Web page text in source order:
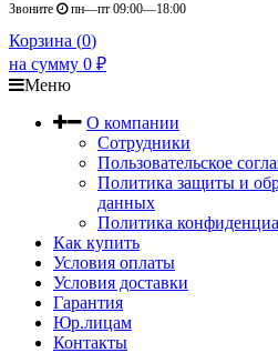
Звоните
пн—пт 09:00—18:00
Корзина (0)
на сумму 0 ₽
Меню
О компании
Сотрудники
Пользовательское
Политика защиты и
данных
Политика
Как купить
Условия оплаты
Условия доставки
Гарантия
Юр.лицам
Контакты